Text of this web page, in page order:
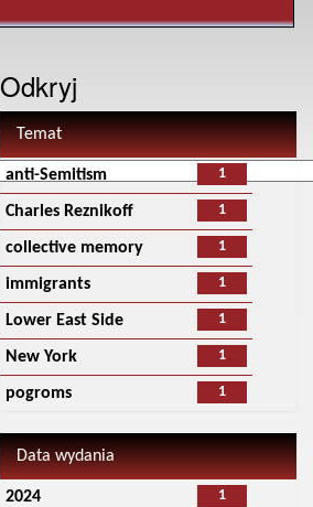
Odkryj
Temat
1
anti-Semitism
1
Charles Reznikoff
1
collective memory
1
immigrants
1
Lower East Side
1
New York
1
pogroms
Data wydania
1
2024